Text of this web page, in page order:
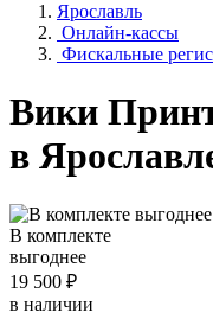
Ярославль
Онлайн-кассы
Фискальные
Вики
в
В комплекте
выгоднее
19 500 ₽
в наличии